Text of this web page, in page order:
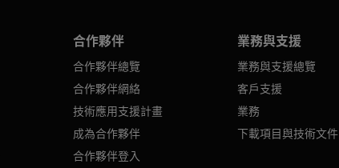
合作夥伴
合作夥伴總覽
合作夥伴網絡
技術應用支援計畫
成為合作夥伴
合作夥伴登入
業務與支援
業務與支援總覽
客戶支援
業務
下載項目與技術文件